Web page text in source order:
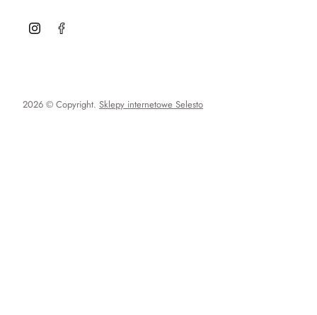
2026 © Copyright. Sklepy internetowe Selesto